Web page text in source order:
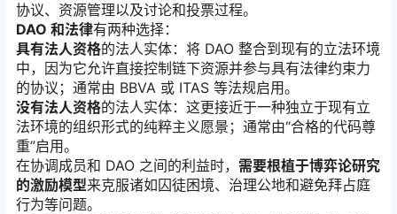
协议、资源管理以及讨论和投票过程。
DAO 和法律有两种选择：
具有法人资格的法人实体：将 DAO 整合到现有的立法环境
中，因为它允许直接控制链下资源并参与具有法律约束力
的协议；通常由 BBVA 或 ITAS 等法规启用。
没有法人资格的法人实体：这更接近于一种独立于现有立
法环境的组织形式的纯粹主义愿景；通常由“合格的代码尊
重”启用。
在协调成员和 DAO 之间的利益时， 需要根植于博弈论研究
的激励模型来克服诸如囚徒困境、治理公地和避免拜占庭
行为等问题。